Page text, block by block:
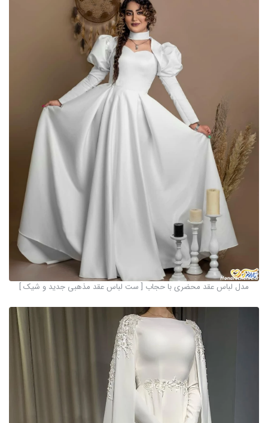
مدل لباس عقد محضری با حجاب [ ست لباس عقد مذهبی جدید و شیک ]